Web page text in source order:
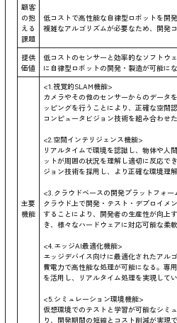
顧客
の抱
える
課題
低コストで高性能な自律型ロボットを開
複雑なアルゴリズムが必要なため、開発
提供
価値
低コストのセンサーと効率的なソフトウ
に自律型ロボットの開発・製造が可能に
主要
機能
<1.視覚的SLAM機能>
カメラやその他のセンサーからのデータ
ッピングを行うことにより、正確な空間
コンピュータビジョン技術を組み合わせ
<2.空間インテリジェンス機能>
リアルタイムで環境を認識し、物体や人
ットが周囲の状況を理解し適切に反応で
ジョン技術を採用し、より正確な環境理
<3.クラウドベースの開発プラットフォー
クラウド上で開発・テスト・デプロイメ
することにより、開発者の生産性が向上
き、様々なハードウェアに対応可能な柔
<4.エッジAI最適化機能>
エッジデバイス向けに最適化されたアル
費電力で高性能な処理が可能になる。専
を活用し、リアルタイム処理を実現して
<5.シミュレーション環境機能>
仮想環境でのテストと学習が可能なシミ
り、開発期間の短縮とコスト削減が実現